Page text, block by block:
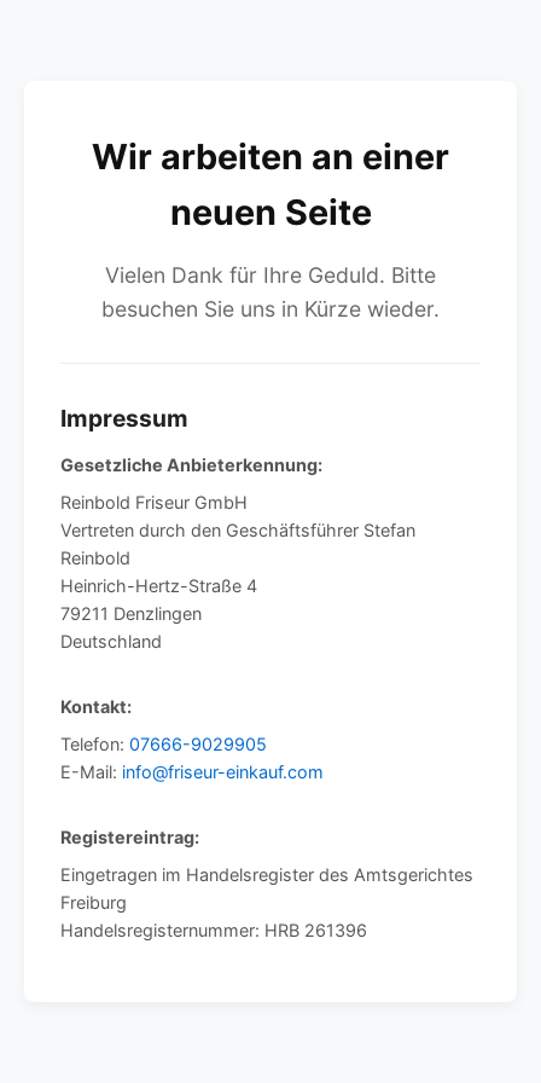
Wir arbeiten an einer
neuen Seite
Vielen Dank für Ihre Geduld. Bitte
besuchen Sie uns in Kürze wieder.
Impressum
Gesetzliche Anbieterkennung:
Reinbold Friseur GmbH
Vertreten durch den Geschäftsführer Stefan
Reinbold
Heinrich-Hertz-Straße 4
79211 Denzlingen
Deutschland
Kontakt:
Telefon: 07666-9029905
E-Mail: info@friseur-einkauf.com
Registereintrag:
Eingetragen im Handelsregister des Amtsgerichtes
Freiburg
Handelsregisternummer: HRB 261396